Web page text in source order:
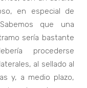
en especial de
que una
sería bastante
procederse
al sellado al
y, a medio plazo,